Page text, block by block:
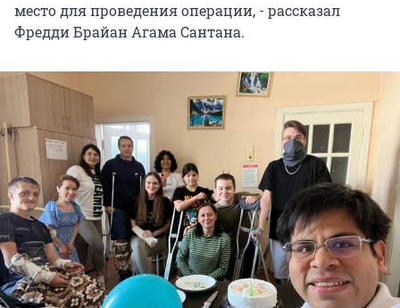
место для проведения операции, - рассказал
Фредди Брайан Агама Сантана.